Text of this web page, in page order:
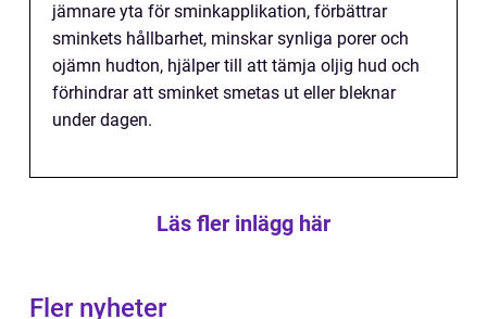
jämnare yta för sminkapplikation, förbättrar
sminkets hållbarhet, minskar synliga porer och
ojämn hudton, hjälper till att tämja oljig hud och
förhindrar att sminket smetas ut eller bleknar
under dagen.
Läs fler inlägg här
Fler nyheter